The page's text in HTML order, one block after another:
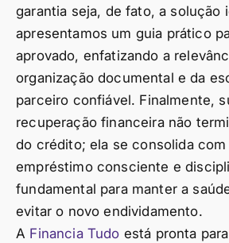
garantia seja, de fato, a solução
apresentamos um guia prático
aprovado, enfatizando a
organização documental e da
parceiro confiável. Finalmente,
recuperação financeira não
do crédito; ela se consolida
empréstimo consciente e
fundamental para manter a
evitar o novo endividamento.
A Financia Tudo está pronta